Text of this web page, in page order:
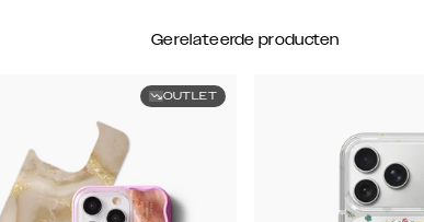
Gerelateerde producten
OUTLET